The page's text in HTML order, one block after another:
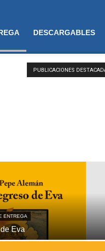
DESCARGABLES
PUBLICACIONES
ENTREGA
Eva